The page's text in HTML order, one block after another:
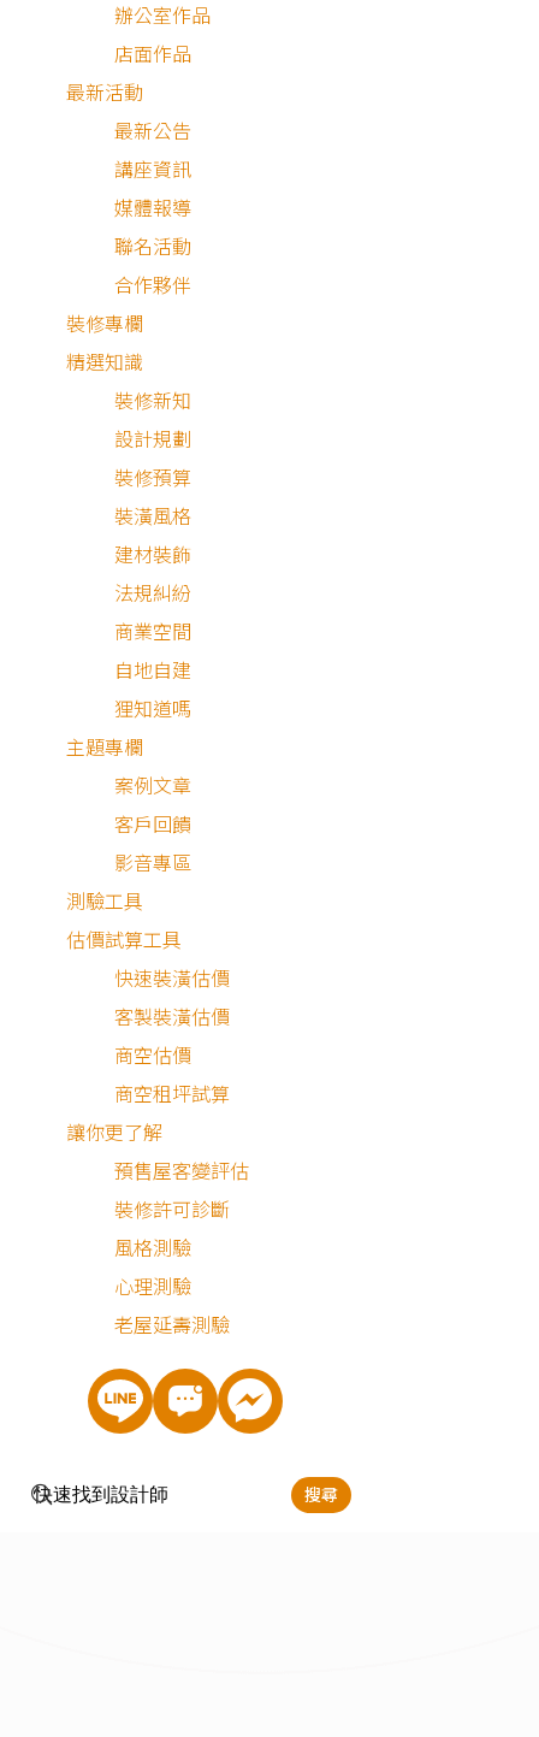
辦公室作品
店面作品
最新活動
最新公告
講座資訊
媒體報導
聯名活動
合作夥伴
裝修專欄
精選知識
裝修新知
設計規劃
裝修預算
裝潢風格
建材裝飾
法規糾紛
商業空間
自地自建
狸知道嗎
主題專欄
案例文章
客戶回饋
影音專區
測驗工具
估價試算工具
快速裝潢估價
客製裝潢估價
商空估價
商空租坪試算
讓你更了解
預售屋客變評估
裝修許可診斷
風格測驗
心理測驗
老屋延壽測驗
搜尋
其他風格